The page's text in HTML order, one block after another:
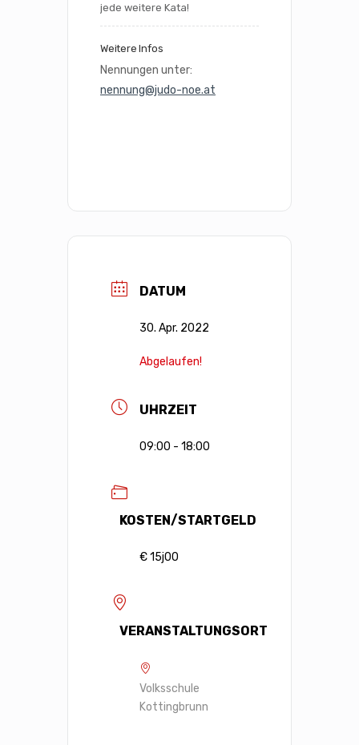
jede weitere Kata!
Weitere Infos
Nennungen unter:
nennung@judo-noe.at
DATUM
30. Apr. 2022
Abgelaufen!
UHRZEIT
09:00 - 18:00
KOSTEN/STARTGELD
€ 15j00
VERANSTALTUNGSORT
Volksschule
Kottingbrunn